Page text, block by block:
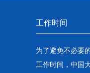
工作时间
为了避免不必要
工作时间，中国